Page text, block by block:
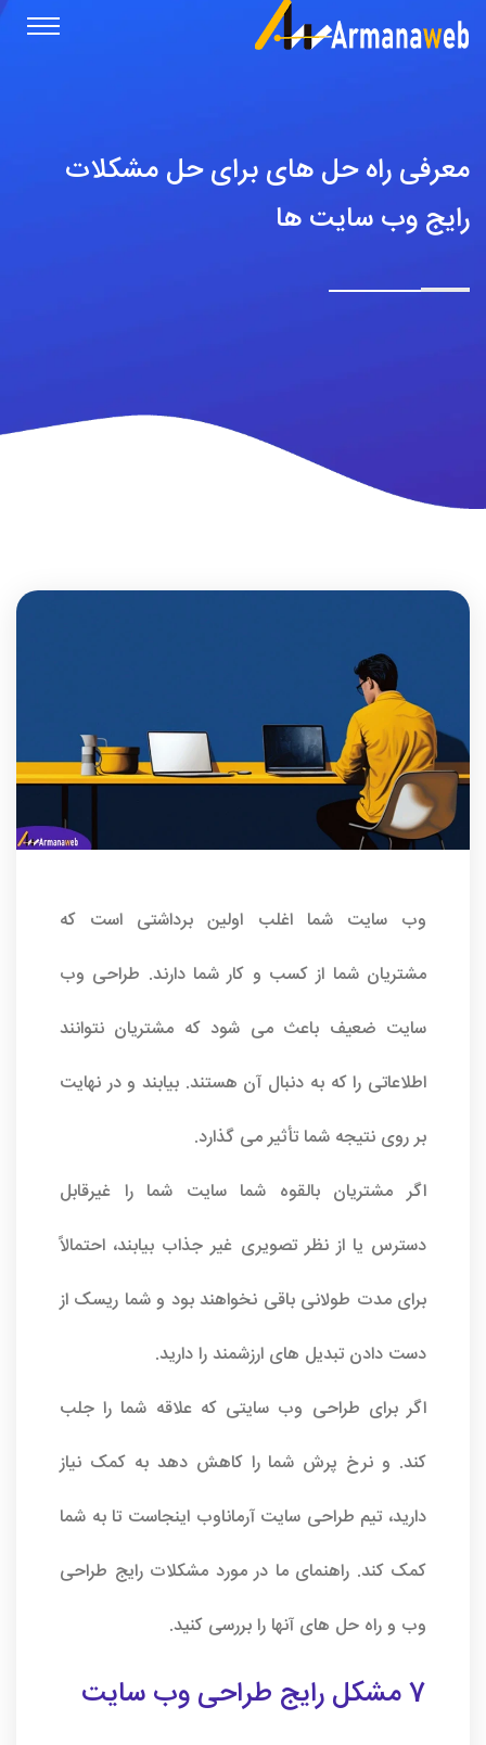
معرفی راه حل های برای حل مشکلات
رایج وب سایت ها
وب سایت شما اغلب اولین برداشتی است که
مشتریان شما از کسب و کار شما دارند. طراحی وب
سایت ضعیف باعث می شود که مشتریان نتوانند
اطلاعاتی را که به دنبال آن هستند. بیابند و در نهایت
بر روی نتیجه شما تأثیر می گذارد.
اگر مشتریان بالقوه شما سایت شما را غیرقابل
دسترس یا از نظر تصویری غیر جذاب بیابند، احتمالاً
برای مدت طولانی باقی نخواهند بود و شما ریسک از
دست دادن تبدیل های ارزشمند را دارید.
اگر برای طراحی وب سایتی که علاقه شما را جلب
کند. و نرخ پرش شما را کاهش دهد به کمک نیاز
دارید، تیم طراحی سایت آرماناوب اینجاست تا به شما
کمک کند. راهنمای ما در مورد مشکلات رایج طراحی
وب و راه حل های آنها را بررسی کنید.
7 مشکل رایج طراحی وب سایت